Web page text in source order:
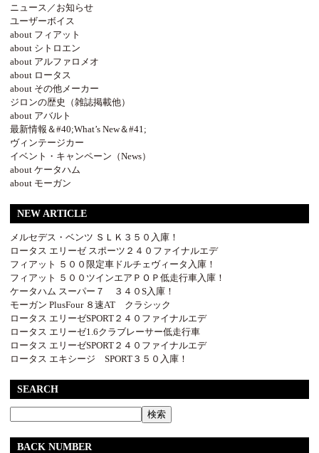
ニュース／お知らせ
ユーザーボイス
about フィアット
about シトロエン
about アルファロメオ
about ロータス
about その他メーカー
ジロンの歴史（雑誌掲載他）
about アバルト
最新情報＆#40;What’s New＆#41;
ヴィンテージカー
イベント・キャンペーン（News）
about ケータハム
about モーガン
NEW ARTICLE
メルセデス・ベンツ ＳＬＫ３５０入庫！
ロータス エリーゼ スポーツ２４０ファイナルエデ
フィアット ５００限定車ドルチェヴィータ入庫！
フィアット ５００ツインエアＰＯＰ低走行車入庫！
ケータハム スーパー７ ３４０S入庫！
モーガン PlusFour ８速AT クラシック
ロータス エリーゼSPORT２４０ファイナルエデ
ロータス エリーゼ1.6クラブレーサー低走行車
ロータス エリーゼSPORT２４０ファイナルエデ
ロータス エキシージ SPORT３５０入庫！
SEARCH
BACK NUMBER